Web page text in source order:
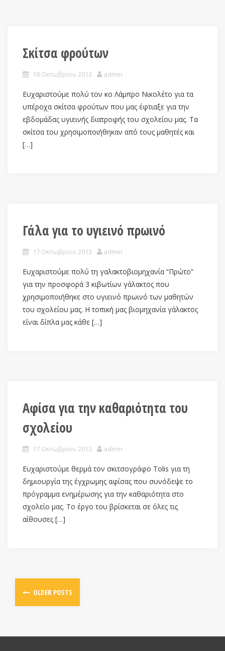
Σκίτσα φρούτων
18 Οκτωβρίου 2013 admin
Ευχαριστούμε πολύ τον κο Λάμπρο Νικολέτο για τα
υπέροχα σκίτσα φρούτων που μας έφτιαξε για την
εβδομάδας υγιεινής διατροφής του σχολείου μας. Τα
σκίτσα του χρησιμοποιήθηκαν από τους μαθητές και
[…]
Γάλα για το υγιεινό πρωινό
17 Οκτωβρίου 2013 admin
Ευχαριστούμε πολύ τη γαλακτοβιομηχανία “Πρώτο”
για την προσφορά 3 κιβωτίων γάλακτος που
χρησιμοποιήθηκε στο υγιεινό πρωινό των μαθητών
του σχολείου μας. Η τοπική μας βιομηχανία γάλακτος
είναι δίπλα μας κάθε […]
Αφίσα για την καθαριότητα του
σχολείου
17 Οκτωβρίου 2013 admin
Ευχαριστούμε θερμά τον σκιτσογράφο Tolis για τη
δημιουργία της έγχρωμης αφίσας που συνόδεψε το
πρόγραμμα ενημέρωσης για την καθαριότητα στο
σχολείο μας. Το έργο του βρίσκεται σε όλες τις
αίθουσες […]
OLDER POSTS